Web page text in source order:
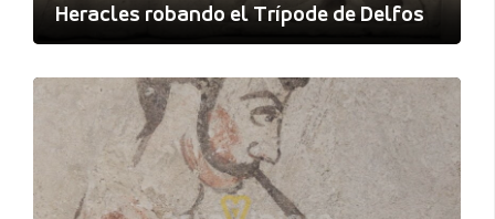
Heracles robando el Trípode de Delfos